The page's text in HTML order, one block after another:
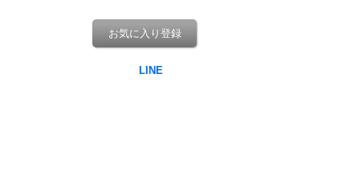
お気に入り登録